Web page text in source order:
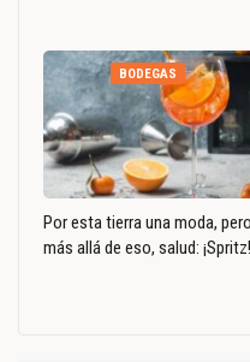
BODEGAS
Por esta tierra una moda, pero
más allá de eso, salud: ¡Spritz!